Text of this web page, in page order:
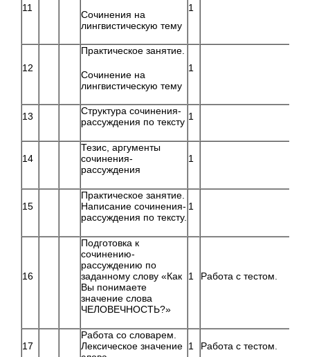
11
Сочинения на
лингвистическую тему
1
12
Практическое занятие.
Сочинение на
лингвистическую тему
1
13
Структура сочинения-
рассуждения по тексту 1
14
Тезис, аргументы
сочинения-
рассуждения
1
15
Практическое занятие.
Написание сочинения-
рассуждения по тексту.
1
16
Подготовка к
сочинению-
рассуждению по
заданному слову «Как
Вы понимаете
значение слова
ЧЕЛОВЕЧНОСТЬ?»
1 Работа с тестом.
17
Работа со словарем.
Лексическое значение 1 Работа с тестом.